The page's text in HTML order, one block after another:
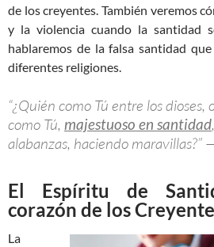
de los creyentes. También veremos
y la violencia cuando la santidad
hablaremos de la falsa santidad
diferentes religiones.
“¿Quién como Tú entre los dioses,
como Tú, majestuoso en santidad
alabanzas, haciendo maravillas?”
El Espíritu de
corazón de los
La